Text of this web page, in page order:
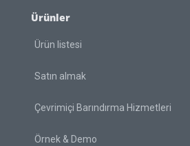
Ürünler
Ürün listesi
Satın almak
Çevrimiçi Barındırma Hizmetleri
Örnek & Demo